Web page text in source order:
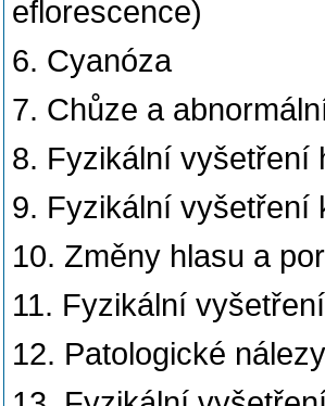
eflorescence)
6. Cyanóza
7. Chůze a
8. Fyzikální vyšetření
9. Fyzikální vyšetření
10. Změny hlasu a
11. Fyzikální
12. Patologické